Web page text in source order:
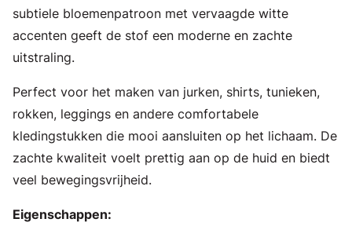
subtiele bloemenpatroon met vervaagde witte
accenten geeft de stof een moderne en zachte
uitstraling.
Perfect voor het maken van jurken, shirts, tunieken,
rokken, leggings en andere comfortabele
kledingstukken die mooi aansluiten op het lichaam. De
zachte kwaliteit voelt prettig aan op de huid en biedt
veel bewegingsvrijheid.
Eigenschappen: